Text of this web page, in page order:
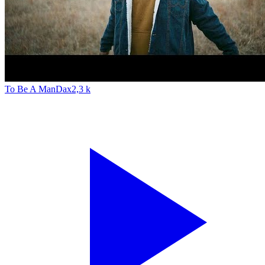
To Be A ManDax2,3 k